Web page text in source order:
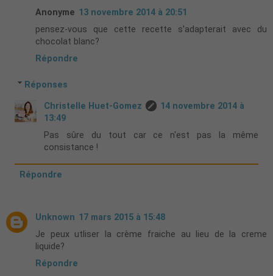
Anonyme 13 novembre 2014 à 20:51
pensez-vous que cette recette s'adapterait avec du
chocolat blanc?
Répondre
Réponses
Christelle Huet-Gomez
14 novembre 2014 à
13:49
Pas sûre du tout car ce n'est pas la même
consistance !
Répondre
Unknown 17 mars 2015 à 15:48
Je peux utliser la crème fraiche au lieu de la creme
liquide?
Répondre